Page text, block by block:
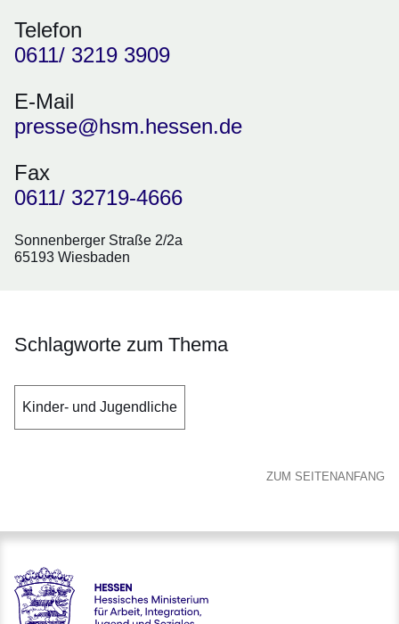
Telefon
0611/ 3219 3909
E-Mail
presse@hsm.hessen.de
Fax
0611/ 32719-4666
Sonnenberger Straße 2/2a
65193 Wiesbaden
Schlagworte zum Thema
Kinder- und Jugendliche
ZUM SEITENANFANG